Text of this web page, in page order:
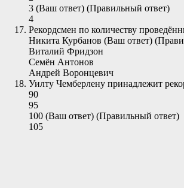
3 (Ваш ответ) (Правильный ответ)
4
Рекордсмен по количеству
Никита Курбанов (Ваш ответ)
Виталий Фридзон
Семён Антонов
Андрей Воронцевич
Уилту Чемберлену принадлежит
90
95
100 (Ваш ответ) (Правильный ответ)
105